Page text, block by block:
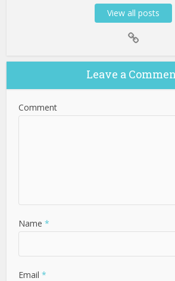
View all posts
Leave a
Comment
Name *
Email *